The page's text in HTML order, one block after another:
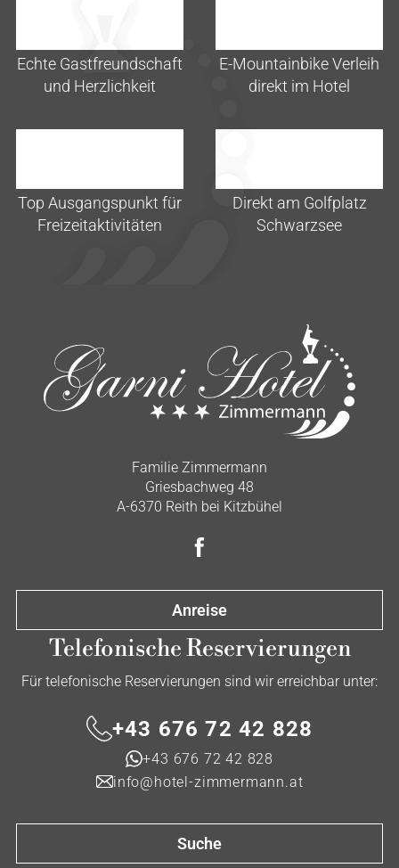
Echte Gastfreundschaft
und Herzlichkeit
E-Mountainbike Verleih
direkt im Hotel
Top Ausgangspunkt für
Freizeitaktivitäten
Direkt am Golfplatz
Schwarzsee
Familie Zimmermann
Griesbachweg 48
A-6370 Reith bei Kitzbühel
Anreise
Telefonische Reservierungen
Für telefonische Reservierungen sind wir erreichbar unter:
+43 676 72 42 828
+43 676 72 42 828
info@hotel-zimmermann.at
Suche